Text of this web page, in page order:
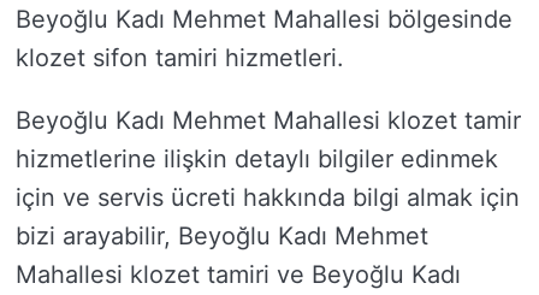
Beyoğlu Kadı Mehmet Mahallesi bölgesinde
klozet sifon tamiri hizmetleri.
Beyoğlu Kadı Mehmet Mahallesi klozet tamir
hizmetlerine ilişkin detaylı bilgiler edinmek
için ve servis ücreti hakkında bilgi almak için
bizi arayabilir, Beyoğlu Kadı Mehmet
Mahallesi klozet tamiri ve Beyoğlu Kadı